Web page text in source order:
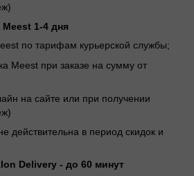
1-4 дня
по тарифам курьерской службы;
Meest при заказе на сумму от
на сайте или при получении
действительна в период скидок и
Delivery - до 60 минут